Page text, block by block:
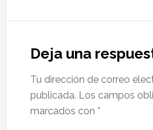
Deja una
Tu dirección de correo
publicada. Los campos
marcados con *